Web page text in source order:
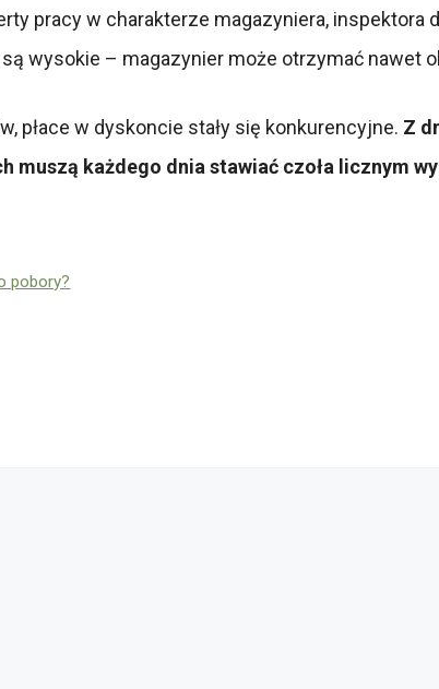
pracy w charakterze magazyniera,
wysokie – magazynier może otrzymać nawet
płace w dyskoncie stały się konkurencyjne. Z
każdego dnia stawiać czoła licznym
pobory?